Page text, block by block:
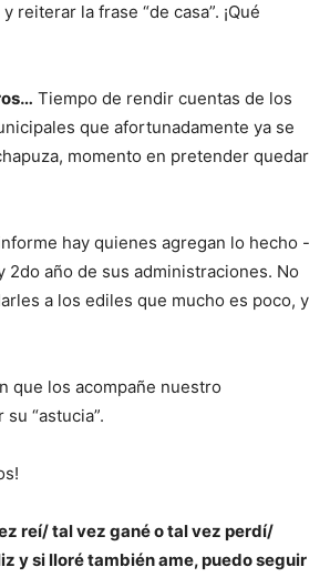
reiterar la frase “de casa”. ¡Qué
Tiempo de rendir cuentas de los
que afortunadamente ya se
momento en pretender quedar
hay quienes agregan lo hecho -
2do año de sus administraciones. No
a los ediles que mucho es poco, y
que los acompañe nuestro
“astucia”.
reí/ tal vez gané o tal vez perdí/
y si lloré también ame, puedo seguir